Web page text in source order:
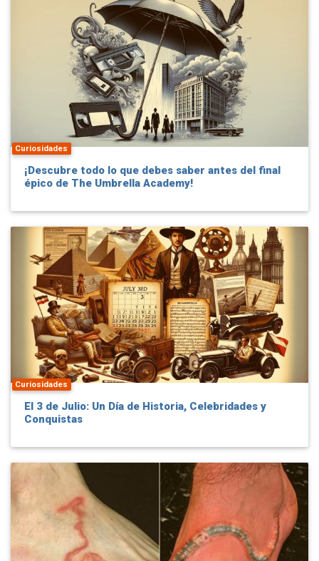
Curiosidades
¡Descubre todo lo que debes saber antes del final
épico de The Umbrella Academy!
Curiosidades
El 3 de Julio: Un Día de Historia, Celebridades y
Conquistas